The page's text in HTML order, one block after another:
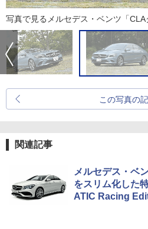
写真で見るメルセデス・ベンツ「
この写真の
関連記事
メルセデス・ベ
をスリム化した
ATIC Racing